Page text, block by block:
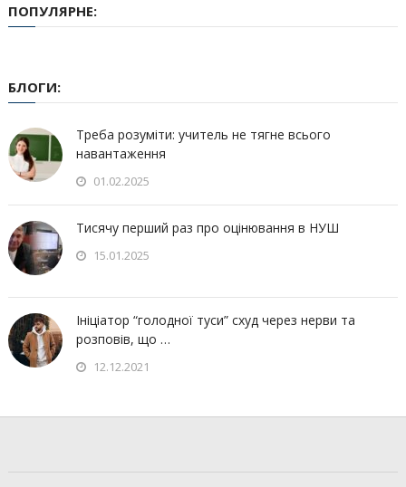
ПОПУЛЯРНЕ:
БЛОГИ:
Треба розуміти: учитель не тягне всього
навантаження
01.02.2025
Тисячу перший раз про оцінювання в НУШ
15.01.2025
Ініціатор “голодної туси” схуд через нерви та
розповів, що …
12.12.2021